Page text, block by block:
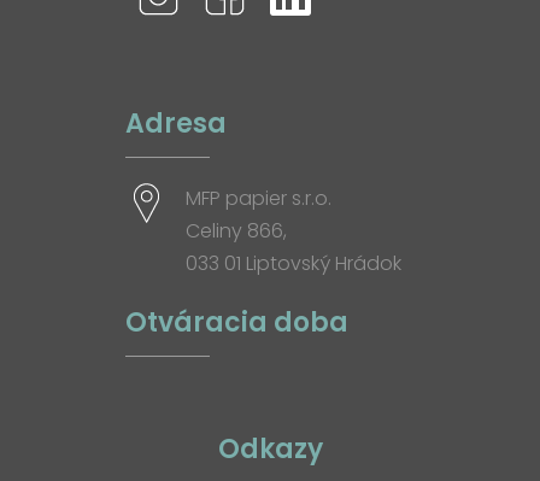
Adresa
MFP papier s.r.o.
Celiny 866,
033 01 Liptovský Hrádok
Otváracia doba
Odkazy